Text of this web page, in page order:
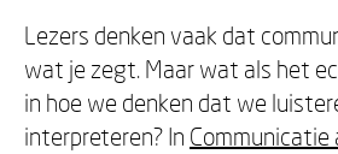
Lezers denken vaak dat
wat je zegt. Maar wat als het
in hoe we denken dat we
interpreteren? In Communicatie